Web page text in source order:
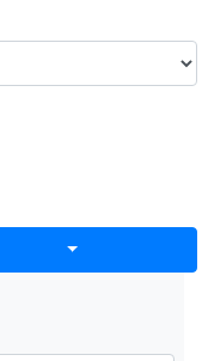
Toggle